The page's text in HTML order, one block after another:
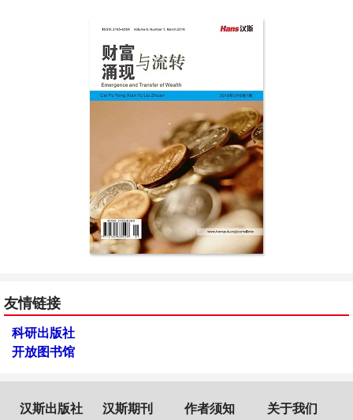
友情链接
科研出版社
开放图书馆
汉斯出版社 汉斯期刊 作者须知 关于我们